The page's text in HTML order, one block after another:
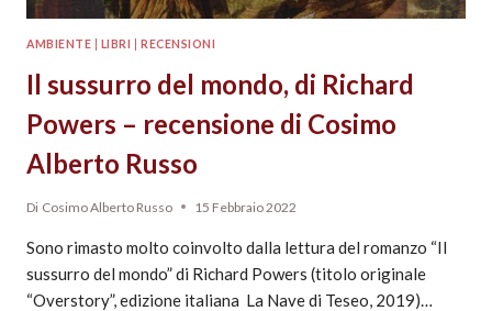
AMBIENTE LIBRI RECENSIONI
Il sussurro del mondo, di Richard
Powers – recensione di Cosimo
Alberto Russo
Di Cosimo Alberto Russo 15 Febbraio 2022
Sono rimasto molto coinvolto dalla lettura del romanzo “Il
sussurro del mondo” di Richard Powers (titolo originale
“Overstory”, edizione italiana La Nave di Teseo, 2019)…